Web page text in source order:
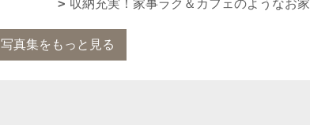
収納充実！家事ラク＆カフェのようなお家
写真集をもっと見る